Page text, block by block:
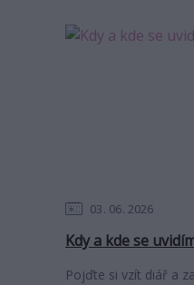
03 06 2026
Kdy a kde se
Pojďte si vzít diář a